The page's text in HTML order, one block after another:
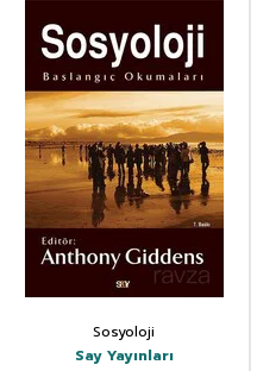
Sosyoloji
Say Yayınları